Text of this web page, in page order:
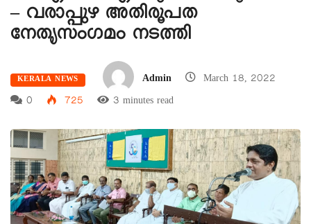
– വരാപ്പുഴ അതിരൂപത
നേതൃസംഗമം നടത്തി
KERALA NEWS Admin
March 18, 2022
0
725 3 minutes read